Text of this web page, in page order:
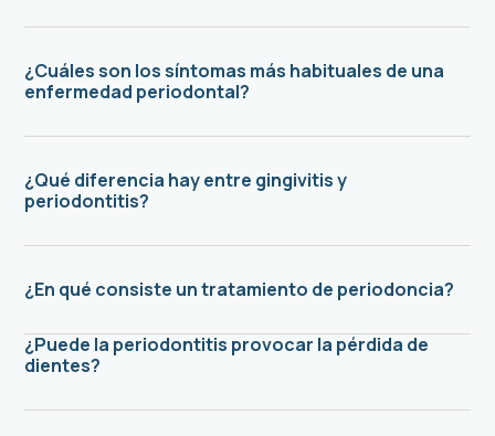
¿Cuáles son los síntomas más habituales de una
enfermedad periodontal?
¿Qué diferencia hay entre gingivitis y
periodontitis?
¿En qué consiste un tratamiento de periodoncia?
¿Puede la periodontitis provocar la pérdida de
dientes?